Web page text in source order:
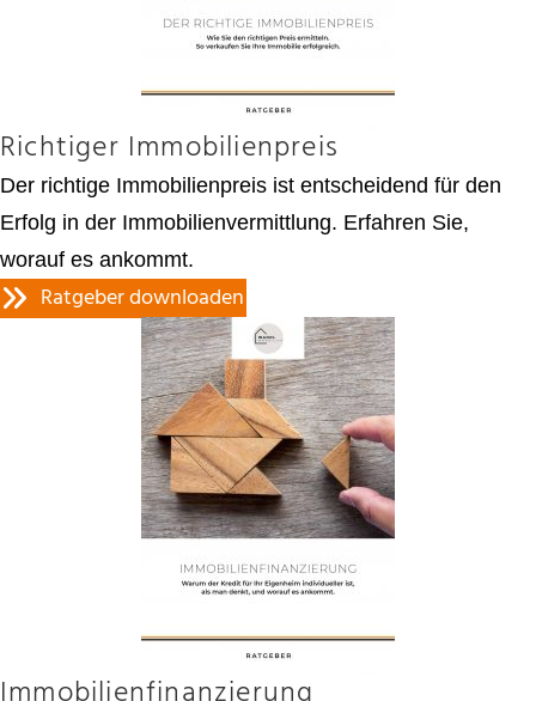
Richtiger Immobilienpreis
Der richtige Immobilienpreis ist entscheidend für den
Erfolg in der Immobilienvermittlung. Erfahren Sie,
worauf es ankommt.
Ratgeber downloaden